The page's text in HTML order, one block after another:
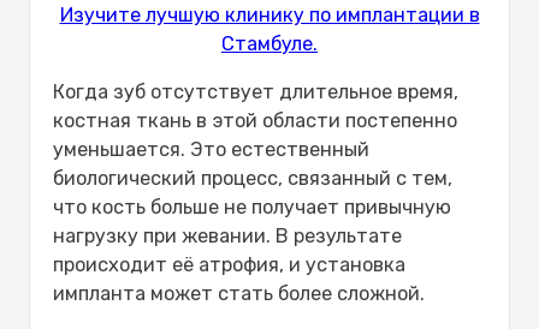
Изучите лучшую клинику по имплантации в
Стамбуле.
Когда зуб отсутствует длительное время,
костная ткань в этой области постепенно
уменьшается. Это естественный
биологический процесс, связанный с тем,
что кость больше не получает привычную
нагрузку при жевании. В результате
происходит её атрофия, и установка
импланта может стать более сложной.